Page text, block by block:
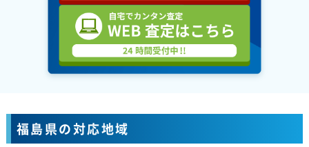
福島県の対応地域